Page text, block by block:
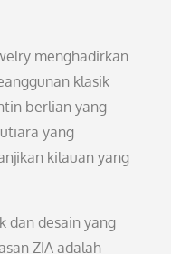
menghadirkan
klasik
berlian yang
yang
kilauan yang
dan desain yang
ZIA adalah